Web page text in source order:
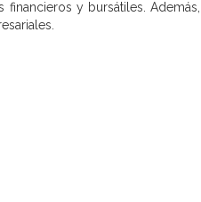
y bursátiles. Además,